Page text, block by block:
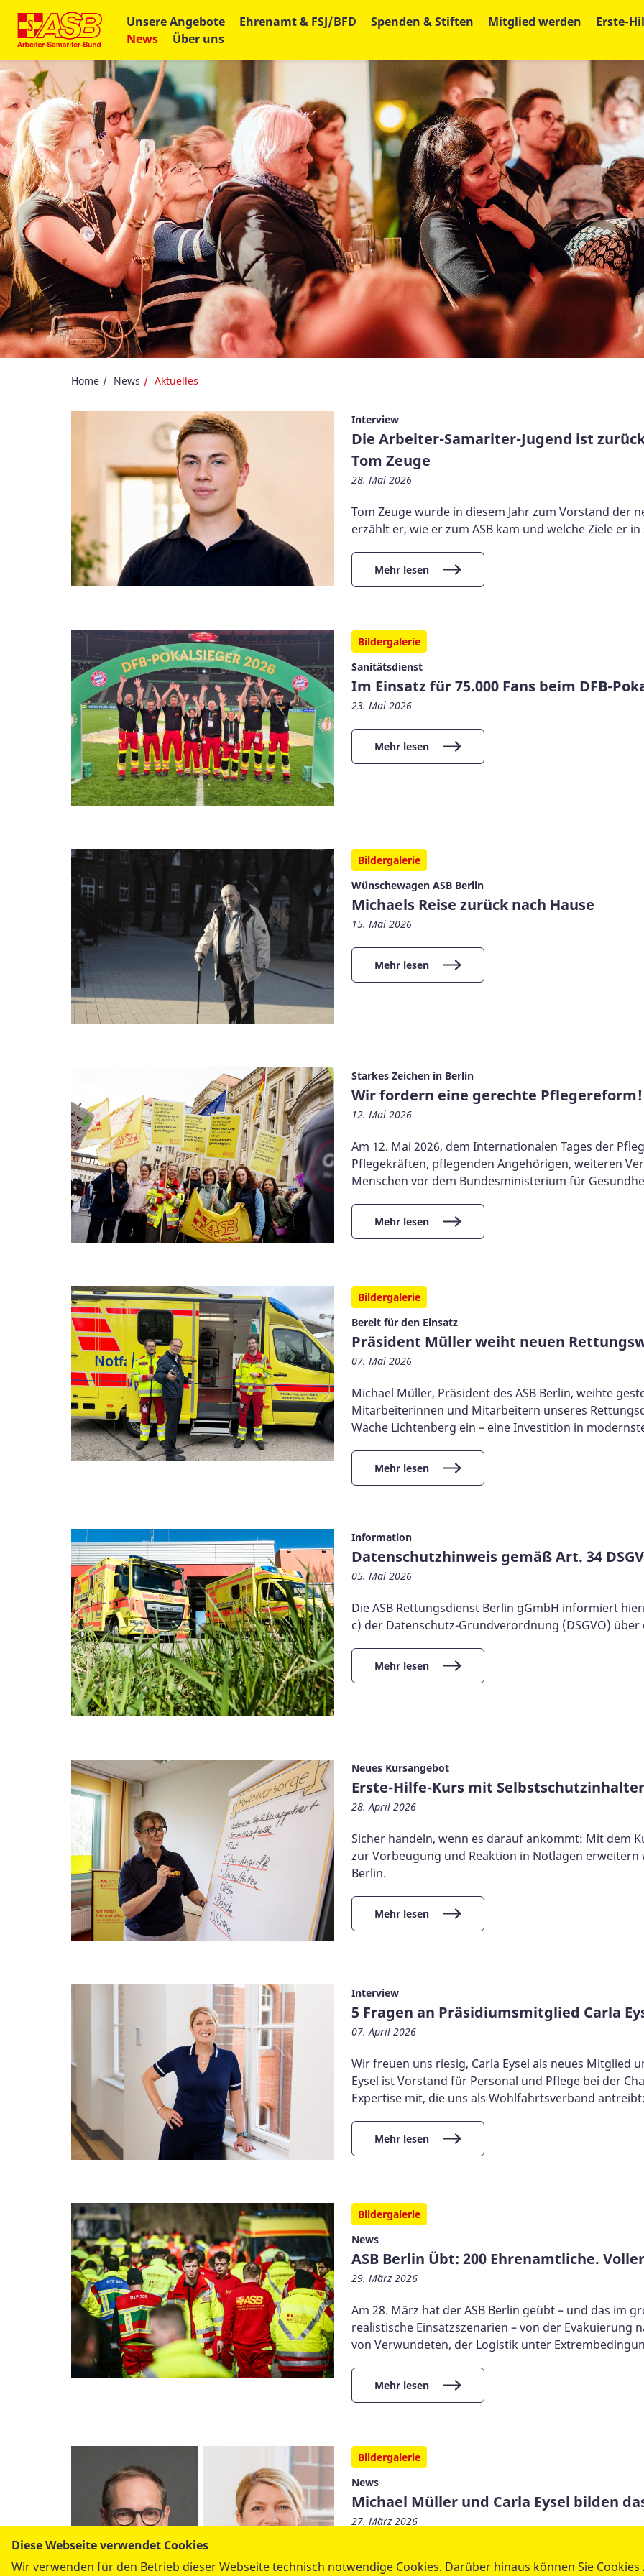
Unsere Angebote Ehrenamt & FSJ/BFD Spenden & Stiften Mitglied werden Erste-
News
Über uns
Home News Aktuelles
Interview
Die Arbeiter-Samariter-Jugend ist
Tom Zeuge
28. Mai 2026
Tom Zeuge wurde in diesem Jahr zum Vorstand der
erzählt er, wie er zum ASB kam und welche Ziele er
Mehr lesen
Bildergalerie
Sanitätsdienst
Im Einsatz für 75.000 Fans beim DFB-
23. Mai 2026
Mehr lesen
Bildergalerie
Wünschewagen ASB Berlin
Michaels Reise zurück nach Hause
15. Mai 2026
Mehr lesen
Starkes Zeichen in Berlin
Wir fordern eine gerechte Pflegereform!
12. Mai 2026
Am 12. Mai 2026, dem Internationalen Tages der
Pflegekräften, pflegenden Angehörigen, weiteren
Menschen vor dem Bundesministerium für
Mehr lesen
Bildergalerie
Bereit für den Einsatz
Präsident Müller weiht neuen
07. Mai 2026
Michael Müller, Präsident des ASB Berlin, weihte
Mitarbeiterinnen und Mitarbeitern unseres
Wache Lichtenberg ein – eine Investition in
Mehr lesen
Information
Datenschutzhinweis gemäß Art. 34
05. Mai 2026
Die ASB Rettungsdienst Berlin gGmbH informiert
c) der Datenschutz-Grundverordnung (DSGVO)
Mehr lesen
Neues Kursangebot
Erste-Hilfe-Kurs mit
28. April 2026
Sicher handeln, wenn es darauf ankommt: Mit dem
zur Vorbeugung und Reaktion in Notlagen erweitern
Berlin.
Mehr lesen
Interview
5 Fragen an Präsidiumsmitglied Carla
07. April 2026
Wir freuen uns riesig, Carla Eysel als neues Mitglied
Eysel ist Vorstand für Personal und Pflege bei der
Expertise mit, die uns als Wohlfahrtsverband
Mehr lesen
Bildergalerie
News
ASB Berlin Übt: 200 Ehrenamtliche.
29. März 2026
Am 28. März hat der ASB Berlin geübt – und das im
realistische Einsatzszenarien – von der Evakuierung
von Verwundeten, der Logistik unter
Mehr lesen
Bildergalerie
News
Michael Müller und Carla Eysel bilden
27. März 2026
Präsidium berufen, das mit gebündelter Erfahrung,
Diese Webseite verwendet Cookies
Wir verwenden für den Betrieb dieser Webseite technisch notwendige Cookies. Darüber hinaus können Sie